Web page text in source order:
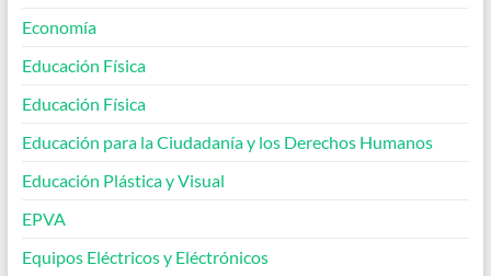
Economía
Educación Física
Educación Física
Educación para la Ciudadanía y los Derechos Humanos
Educación Plástica y Visual
EPVA
Equipos Eléctricos y Eléctrónicos